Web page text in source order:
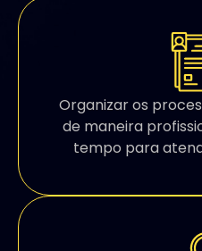
Organizar os
de maneira
tempo para